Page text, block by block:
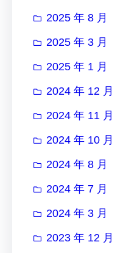
2025 年 8 月
2025 年 3 月
2025 年 1 月
2024 年 12 月
2024 年 11 月
2024 年 10 月
2024 年 8 月
2024 年 7 月
2024 年 3 月
2023 年 12 月